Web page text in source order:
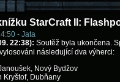
StarCraft II:
- Jata
22:38): Soutěž byla ukončena.
následující dva výherci:
Nový Bydžov
Kryštof, Dubňany